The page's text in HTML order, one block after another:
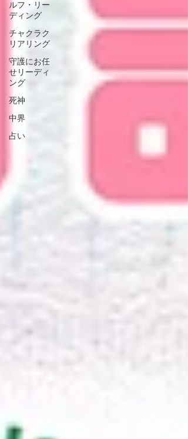
ルフ・リー
ディング
チャクラク
リアリング
守護にお任
せリーディ
ング
死神
中界
占い